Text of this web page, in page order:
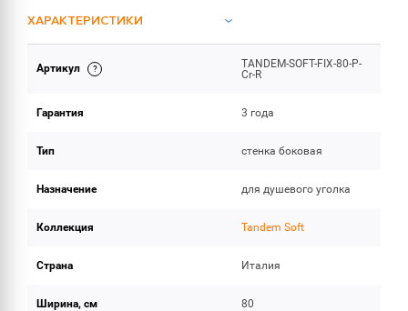
ХАРАКТЕРИСТИКИ
ОБЪЕМ ПОСТАВКИ
Артикул
TANDEM-SOFT-FIX-80-P-
Cr-R
Гарантия 3 года
Тип стенка боковая
Назначение для душевого уголка
Коллекция Tandem Soft
Страна Италия
Ширина, см 80